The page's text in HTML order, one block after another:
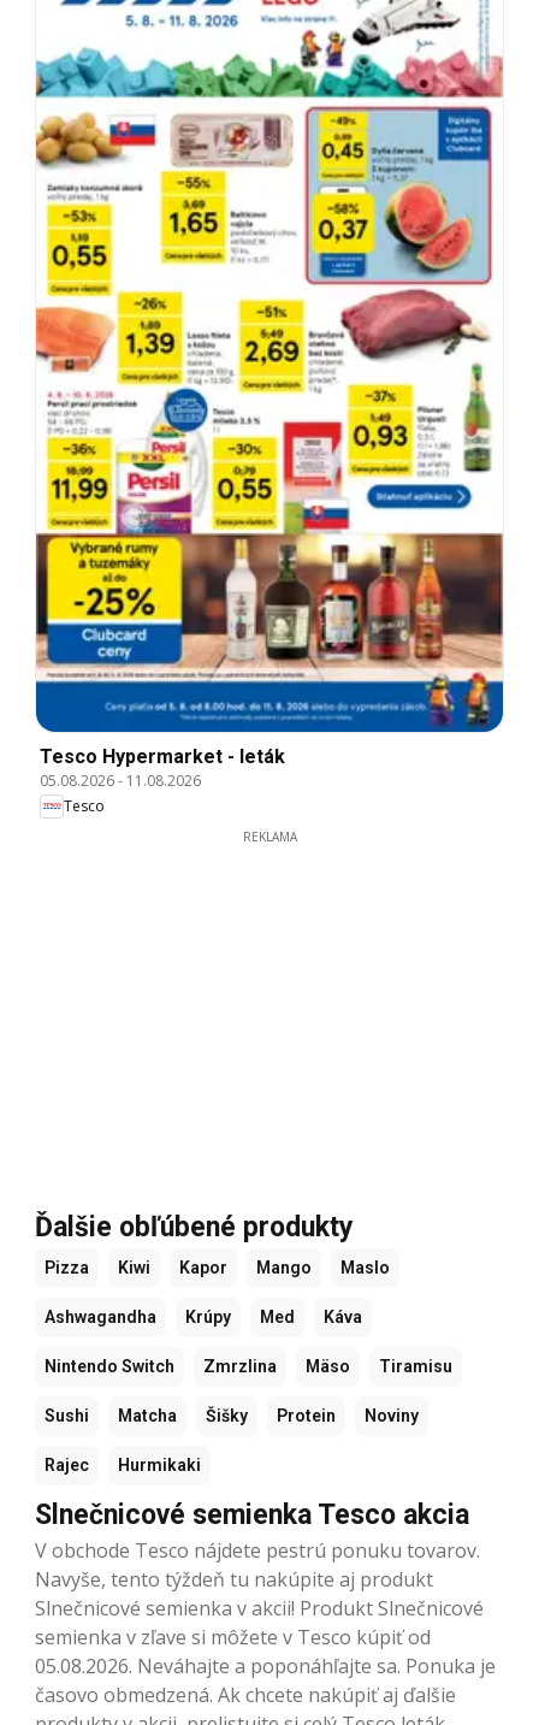
Tesco Hypermarket - leták
05.08.2026- 11.08.2026
Tesco
REKLAMA
Ďalšie obľúbené produkty
Pizza Kiwi Kapor Mango Maslo
Ashwagandha Krúpy Med Káva
Nintendo Switch Zmrzlina Mäso Tiramisu
Sushi Matcha Šišky Protein Noviny
Rajec Hurmikaki
Slnečnicové semienka Tesco akcia
V obchode Tesco nájdete pestrú ponuku tovarov.
Navyše, tento týždeň tu nakúpite aj produkt
Slnečnicové semienka v akcii! Produkt Slnečnicové
semienka v zľave si môžete v Tesco kúpiť od
05.08.2026. Neváhajte a poponáhľajte sa. Ponuka je
časovo obmedzená. Ak chcete nakúpiť aj ďalšie